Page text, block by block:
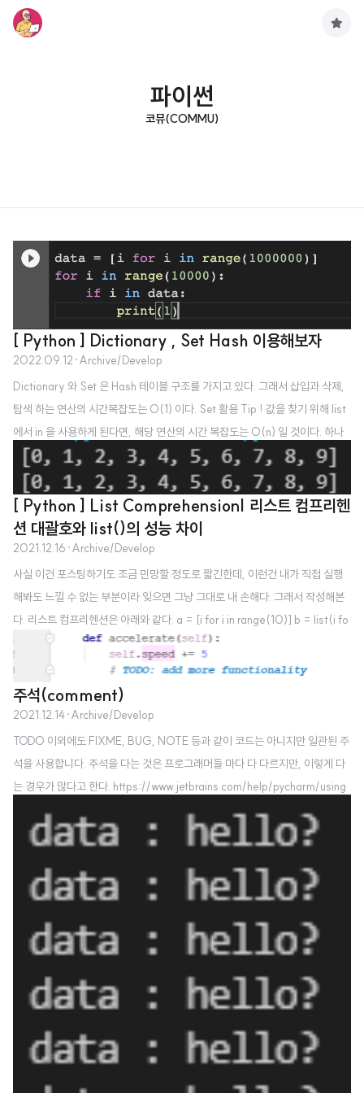
파이썬
코뮤(COMMU)
[ Python ] Dictionary , Set Hash 이용해보자
2022.09.12 ·Archive/Develop
Dictionary 와 Set 은 Hash 테이블 구조를 가지고 있다. 그래서 삽입과 삭제,
탐색 하는 연산의 시간복잡도는 O(1) 이다. Set 활용 Tip ! 값을 찾기 위해 list
에서 in 을 사용하게 된다면, 해당 연산의 시간 복잡도는 O(n) 일 것이다. 하나
의 데이터를 찾기 위해 최대 데이터 개수 n 만큼 순회를 해야한다는 것인데, 이
를 set 을 이용하면 좋다! 간단한 테스트를 위해 주피터노트북을 활용했다. 아
래 예시는 list 를 하나하나 순회하면서 데이터를 찾는 것이다. 아래 예제는 총 7
초의 실행시간을 가졌다. 반면 set 을 이용한 아래의 예제는 약 4초의 실행시간
을 가졌다. 이렇게 단순한 예제에서도 시간 차이가 꽤 나는 것을 확인할 수 있다.
앞으로 리스트 내에서 in 연산을 통..
[ Python ] List Comprehension| 리스트 컴프리헨
션 대괄호와 list()의 성능 차이
2021.12.16 ·Archive/Develop
사실 이건 포스팅하기도 조금 민망할 정도로 짧긴한데, 이런건 내가 직접 실행
해봐도 느낄 수 없는 부분이라 잊으면 그냥 그대로 내 손해다. 그래서 작성해본
다. 리스트 컴프리헨션은 아래와 같다. a = [i for i in range(10)] b = list(i fo
r i in range(10)) print(a) print(b) 리스트 내에서 for 나 if 문을 쓰는 것이다.
코드를 살펴보면 a 와 b 둘 다 같은 동작을 하고 있다. 실행 결과도 동일하다. 그
렇지만 나는 앞으로 [식 for 변수 in 리스트] 의 형식을 써야겠다. 일단 둘은 같은
동작을 하지만 성능이 대괄호를 사용하는게 더 좋다고 한다. 심지어 list 방식은
C스타일이라 파이썬답지 않은 코드라고.. ㅎㅎ.. 일단 성능 면에서 더 우수하다..
주석(comment)
2021.12.14·Archive/Develop
TODO 이외에도 FIXME, BUG, NOTE 등과 같이 코드는 아니지만 일관된 주
석을 사용합니다. 주석을 다는 것은 프로그래머들 마다 다 다르지만, 이렇게 다
는 경우가 많다고 한다. https://www.jetbrains.com/help/pycharm/using
-todo.html TODO comments | PyCharm www.jetbrains.com 특히 파이
참에서는 저런 주석에 대한 하이라이트 기능도 따로 제공하고 있는 듯 하다. 시
보기 좋을 듯 하다.
구